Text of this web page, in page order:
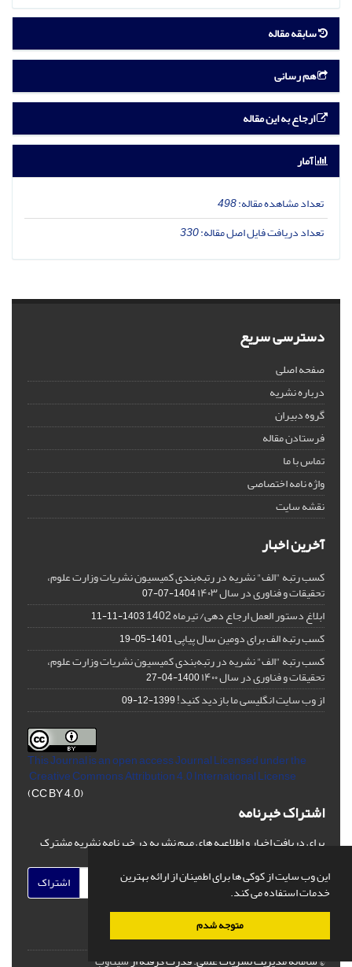
این وب سایت از کوکی ها برای اطمینان از ارائه بهترین
خدمات استفاده می کند.
متوجه شدم
سابقه مقاله
هم رسانی
ارجاع به این مقاله
آمار
تعداد مشاهده مقاله:498
تعداد دریافت فایل اصل مقاله:330
دسترسی سریع
صفحه اصلی
درباره نشریه
گروه دبیران
فرستادن مقاله
تماس با ما
واژه نامه اختصاصی
نقشه سایت
آخرین اخبار
کسب رتبه "الف" نشریه در رتبه‌بندی کمیسیون نشریات وزارت علوم،
تحقیقات و فناوری در سال ۱۴۰۳ 1404-07-07
ابلاغ دستور العمل ارجاع دهی/ تیرماه 1402 1403-11-11
کسب رتبه الف برای دومین سال پیاپی1401-05-19
کسب رتبه "الف" نشریه در رتبه‌بندی کمیسیون نشریات وزارت علوم،
تحقیقات و فناوری در سال ۱۴۰۰ 1400-04-27
از وب سایت انگلیسی ما بازدید کنید!1399-12-09
This Journal is an open access Journal Licensedunder the
Creative Commons Attribution 4.0 International License
(CC BY 4.0)
اشتراک خبرنامه
برای دریافت اخبار و اطلاعیه های مهم نشریه در خبرنامه نشریه مشترک
اشتراک
© سامانه مدیریت نشریات علمی.قدرت گرفته ازسیناوب